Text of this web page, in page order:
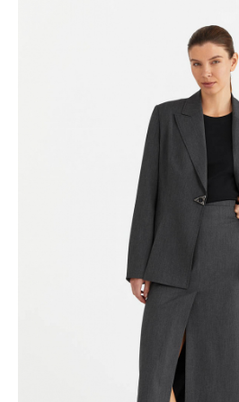
примерки с предоплатой.
Доставка до пункта выдачи СДЭК.
городах, где работает СДЭК.
без предоплаты для Москвы,
а также дополнительно для
Нижневартовск, Надым, Рязань,
Великий Новгород, Уфа, Ростов-
Отправка EMS почтой России.
Максимальный объём заказа
коробкой 40x30x20см. Обычно это
или пара лёгких курток, или 1
хотите заказать больше — то наши
и разделят ваш заказ на несколько,
будет оплачиваться отдельно, но
Курьер предварительно
согласовать детали по доставке
Вы имеете право открыть заказ
соответствие заказа и качество,